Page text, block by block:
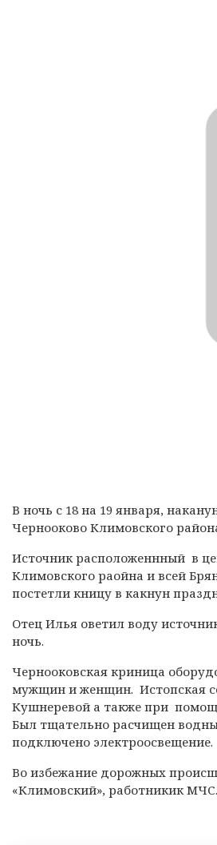
В ночь с 18 на 19 января,
Чернооково Климовского
Источник расположеннный в
Климовского раойна и всей
постетли кницу в какнун
Отец Илья оветил воду
ночь.
Чернооковская криница
мужщин и женщин. Истопская
Кушнеревой а также при
Был тщательно расчищен
подключено электроосвещение.
Во избежание дорожных
«Климовский», работникик МЧС.